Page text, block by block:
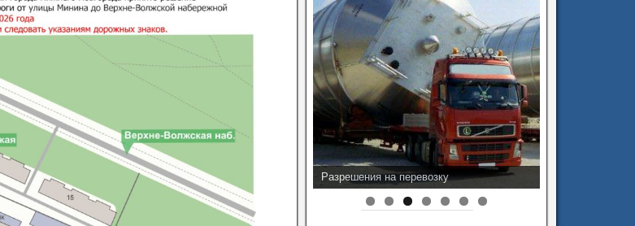
Разрешения на перевозку
Информация по эвакуаторам